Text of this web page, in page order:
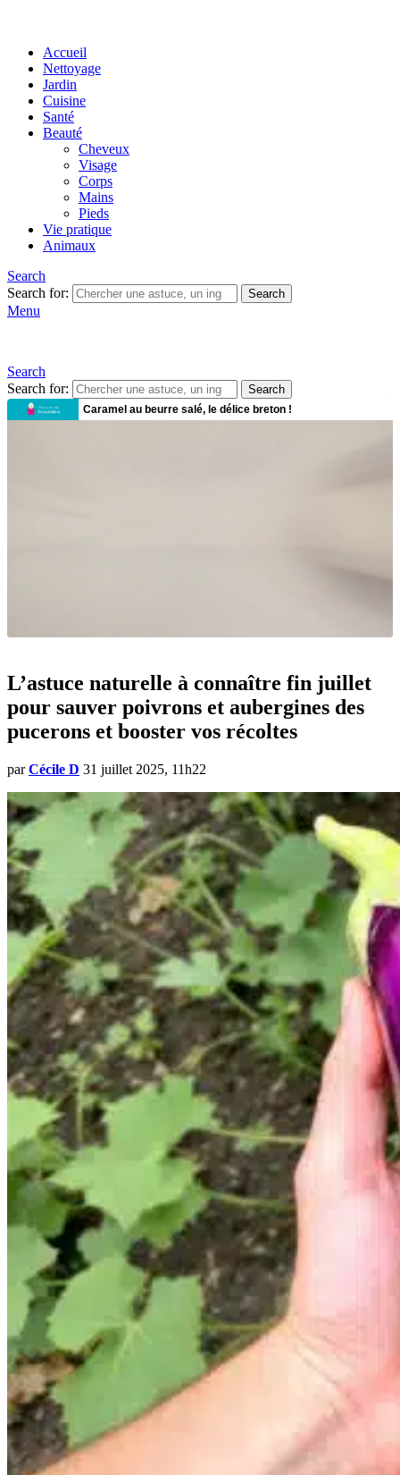
Accueil
Nettoyage
Jardin
Cuisine
Santé
Beauté
Cheveux
Visage
Corps
Mains
Pieds
Vie pratique
Animaux
Search
Search for:
Search
Menu
Search
Search for:
Search
L’astuce naturelle à connaître fin juillet
pour sauver poivrons et aubergines des
pucerons et booster vos récoltes
par Cécile D 31 juillet 2025, 11h22